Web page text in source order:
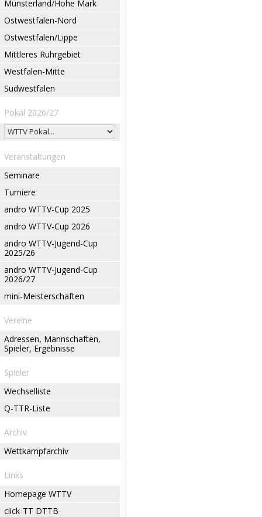
Münsterland/Hohe Mark
Ostwestfalen-Nord
Ostwestfalen/Lippe
Mittleres Ruhrgebiet
Westfalen-Mitte
Südwestfalen
Pokal 2026/27
Veranstaltungen
Seminare
Turniere
andro WTTV-Cup 2025
andro WTTV-Cup 2026
andro WTTV-Jugend-Cup
2025/26
andro WTTV-Jugend-Cup
2026/27
mini-Meisterschaften
Vereine
Adressen, Mannschaften,
Spieler, Ergebnisse
Spieler
Wechselliste
Q-TTR-Liste
Archiv
Wettkampfarchiv
Links
Homepage WTTV
click-TT DTTB